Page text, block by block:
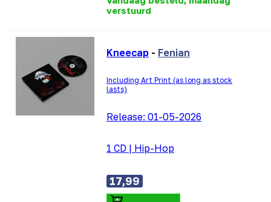
verstuurd
Kneecap - Fenian
Including Art Print (as long as stock
lasts)
Release: 01-05-2026
1 CD | Hip-Hop
17,99